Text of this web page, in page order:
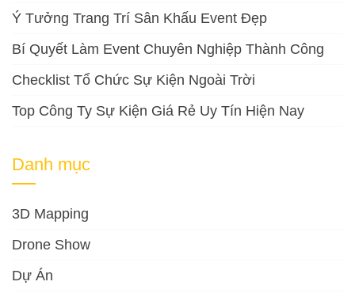
Ý Tưởng Trang Trí Sân Khấu Event Đẹp
Bí Quyết Làm Event Chuyên Nghiệp Thành Công
Checklist Tổ Chức Sự Kiện Ngoài Trời
Top Công Ty Sự Kiện Giá Rẻ Uy Tín Hiện Nay
Danh mục
3D Mapping
Drone Show
Dự Án